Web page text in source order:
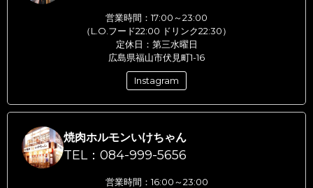
営業時間：17:00～23:00
（L.O.フード22:00 ドリンク22:30）
定休日：第三水曜日
広島県福山市伏見町1-16
Instagram
焼肉ホルモンいけちゃん
TEL：084-999-5656
営業時間：16:00～23:00